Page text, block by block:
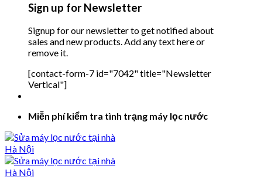
Sign up for Newsletter
Signup for our newsletter to get notified about
sales and new products. Add any text here or
remove it.
[contact-form-7 id="7042" title="Newsletter
Vertical"]
Miễn phí kiểm tra tình trạng máy lọc nước